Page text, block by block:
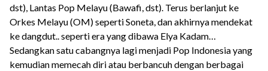
dst), Lantas Pop Melayu (Bawafi, dst). Terus berlanjut ke
Orkes Melayu (OM) seperti Soneta, dan akhirnya mendekat
ke dangdut.. seperti era yang dibawa Elya Kadam…
Sedangkan satu cabangnya lagi menjadi Pop Indonesia yang
kemudian memecah diri atau berbancuh dengan berbagai